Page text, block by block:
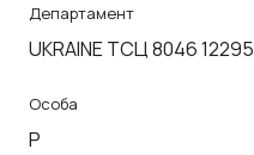
Департамент
UKRAINE ТСЦ 8046 12295
Особа
P